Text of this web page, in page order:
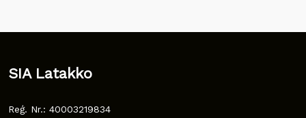
SIA Latakko
Reģ. Nr.: 40003219834